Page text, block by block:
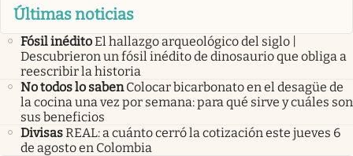
Últimas noticias
Fósil inéditoEl hallazgo arqueológico del siglo |
Descubrieron un fósil inédito de dinosaurio que obliga a
reescribir la historia
No todos lo saben Colocar bicarbonato en el desagüe de
la cocina una vez por semana: para qué sirve y cuáles son
sus beneficios
DivisasREAL: a cuánto cerró la cotización este jueves 6
de agosto en Colombia